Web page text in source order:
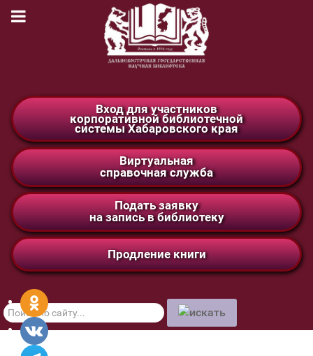
Вход для участников
корпоративной библиотечной
системы Хабаровского края
Виртуальная
справочная служба
Подать заявку
на запись в библиотеку
Продление книги
Поиск
по
сайту